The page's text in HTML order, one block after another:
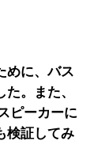
めに、バス
。また、
ピーカーに
検証してみ